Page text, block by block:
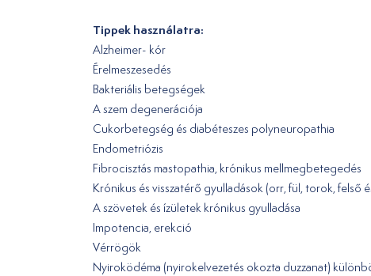
Tippek használatra:
Alzheimer- kór
Érelmeszesedés
Bakteriális betegségek
A szem degenerációja
Cukorbetegség és diabéteszes polyneuropathia
Endometriózis
Fibrocisztás mastopathia, krónikus mellmegbetegedés
Krónikus és visszatérő gyulladások (orr, fül, torok, felső
A szövetek és ízületek krónikus gyulladása
Impotencia, erekció
Vérrögök
Nyiroködéma (nyirokelvezetés okozta duzzanat)